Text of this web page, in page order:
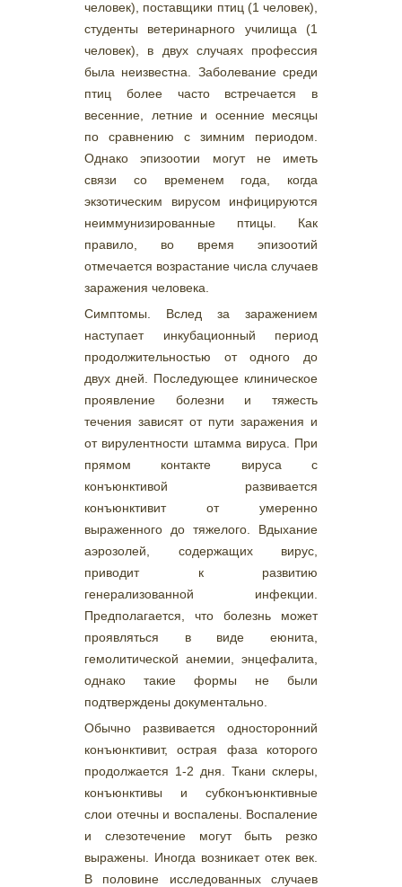
человек), поставщики птиц (1 человек),
студенты ветеринарного училища (1
человек), в двух случаях профессия
была неизвестна. Заболевание среди
птиц более часто встречается в
весенние, летние и осенние месяцы
по сравнению с зимним периодом.
Однако эпизоотии могут не иметь
связи со временем года, когда
экзотическим вирусом инфицируются
неиммунизированные птицы. Как
правило, во время эпизоотий
отмечается возрастание числа случаев
заражения человека.
Симптомы. Вслед за заражением
наступает инкубационный период
продолжительностью от одного до
двух дней. Последующее клиническое
проявление болезни и тяжесть
течения зависят от пути заражения и
от вирулентности штамма вируса. При
прямом контакте вируса с
конъюнктивой развивается
конъюнктивит от умеренно
выраженного до тяжелого. Вдыхание
аэрозолей, содержащих вирус,
приводит к развитию
генерализованной инфекции.
Предполагается, что болезнь может
проявляться в виде еюнита,
гемолитической анемии, энцефалита,
однако такие формы не были
подтверждены документально.
Обычно развивается односторонний
конъюнктивит, острая фаза которого
продолжается 1-2 дня. Ткани склеры,
конъюнктивы и субконъюнктивные
слои отечны и воспалены. Воспаление
и слезотечение могут быть резко
выражены. Иногда возникает отек век.
В половине исследованных случаев